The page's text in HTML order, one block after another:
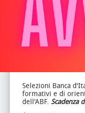
Selezioni Banca
formativi e di
dell'ABF. Scadenza